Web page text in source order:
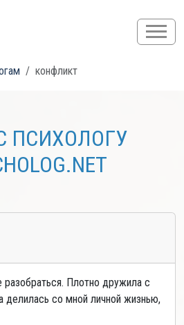
конфликт
ПСИХОЛОГУ
Плотно дружила с
делилась со мной личной жизнью,